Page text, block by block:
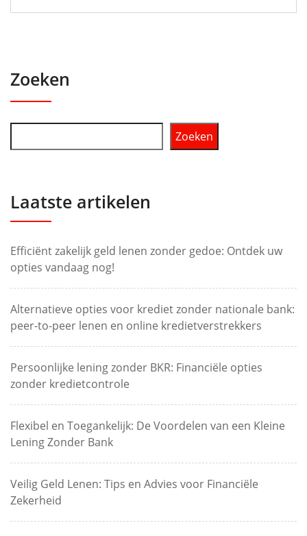
Zoeken
Zoeken
Laatste artikelen
Efficiënt zakelijk geld lenen zonder gedoe: Ontdek uw
opties vandaag nog!
Alternatieve opties voor krediet zonder nationale bank:
peer-to-peer lenen en online kredietverstrekkers
Persoonlijke lening zonder BKR: Financiële opties
zonder kredietcontrole
Flexibel en Toegankelijk: De Voordelen van een Kleine
Lening Zonder Bank
Veilig Geld Lenen: Tips en Advies voor Financiële
Zekerheid